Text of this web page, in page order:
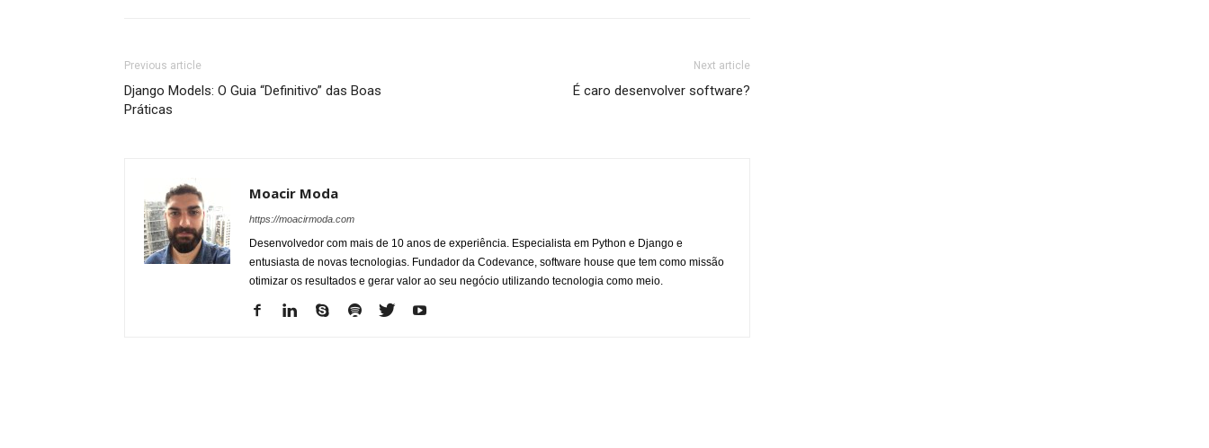
Previous article
Django Models: O Guia “Definitivo” das Boas
Práticas
Next article
É caro desenvolver software?
Moacir Moda
https://moacirmoda.com
Desenvolvedor com mais de 10 anos de experiência. Especialista em Python e Django e
entusiasta de novas tecnologias. Fundador da Codevance, software house que tem como missão
otimizar os resultados e gerar valor ao seu negócio utilizando tecnologia como meio.